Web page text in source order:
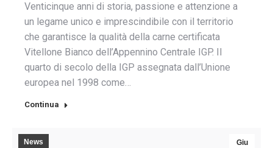
Venticinque anni di storia, passione e attenzione a
un legame unico e imprescindibile con il territorio
che garantisce la qualità della carne certificata
Vitellone Bianco dell’Appennino Centrale IGP. Il
quarto di secolo della IGP assegnata dall’Unione
europea nel 1998 come…
Continua
Giu
News